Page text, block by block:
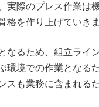
実際のプレス作業は
格を作り上げていきま
なるため、組立ライ
環境での作業となる
スも業務に含まれるた